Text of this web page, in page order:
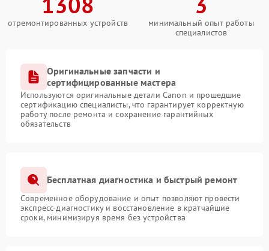
отремонтированных устройств
минимальный опыт работы
специалистов
Оригинальные запчасти и
сертифицированные мастера
Используются оригинальные детали Canon и прошедшие
сертификацию специалисты, что гарантирует корректную
работу после ремонта и сохранение гарантийных
обязательств
Бесплатная диагностика и быстрый ремонт
Современное оборудование и опыт позволяют провести
экспресс-диагностику и восстановление в кратчайшие
сроки, минимизируя время без устройства